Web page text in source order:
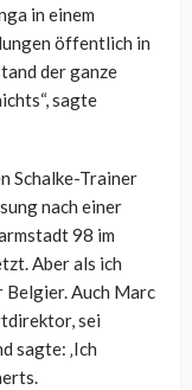
in einem
öffentlich in
der ganze
sagte
Schalke-Trainer
nach einer
98 im
Aber als ich
Belgier. Auch Marc
sei
sagte: ‚Ich